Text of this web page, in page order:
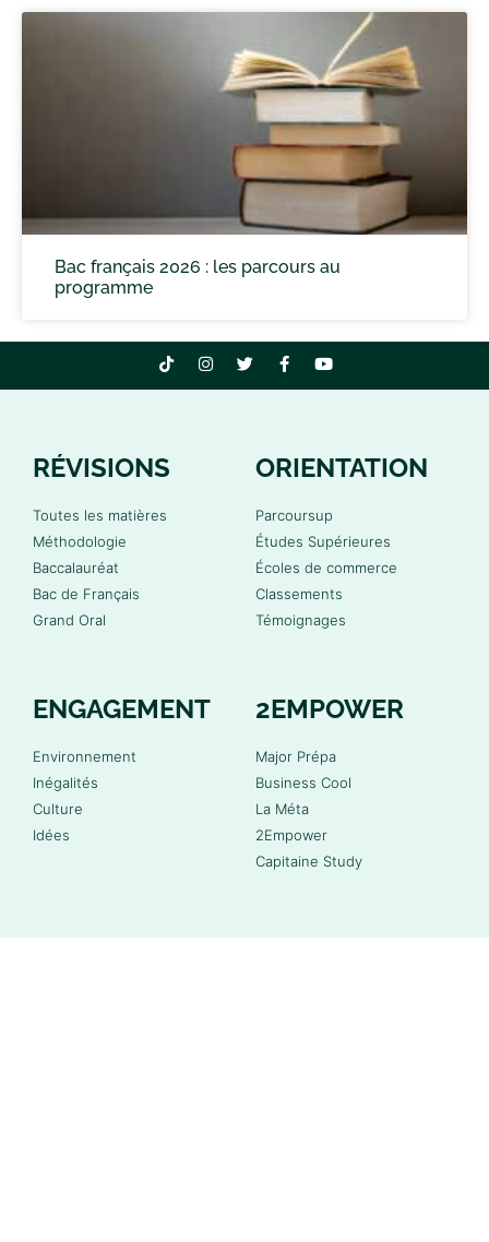
Bac français 2026 : les parcours au
programme
RÉVISIONS
Toutes les matières
Méthodologie
Baccalauréat
Bac de Français
Grand Oral
ORIENTATION
Parcoursup
Études Supérieures
Écoles de commerce
Classements
Témoignages
ENGAGEMENT
Environnement
Inégalités
Culture
Idées
2EMPOWER
Major Prépa
Business Cool
La Méta
2Empower
Capitaine Study